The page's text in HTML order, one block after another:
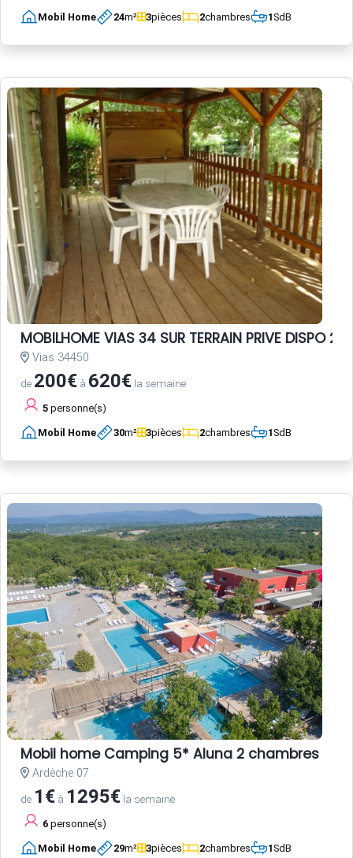
Mobil Home 24m² 3pièces 2chambres 1SdB
MOBILHOME VIAS 34 SUR TERRAIN PRIVE DISPO 20
Vias 34450
de 200€ à 620€ la semaine
5 personne(s)
Mobil Home 30m² 3pièces 2chambres 1SdB
Mobil home Camping 5* Aluna 2 chambres
Ardèche 07
de 1€ à 1295€ la semaine
6 personne(s)
Mobil Home 29m² 3pièces 2chambres 1SdB